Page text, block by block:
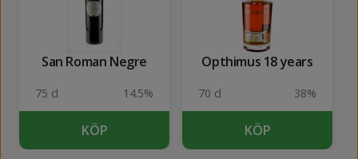
San Roman Negre
75 cl 14.5%
KÖP
Opthimus 18 years
70 cl 38%
KÖP